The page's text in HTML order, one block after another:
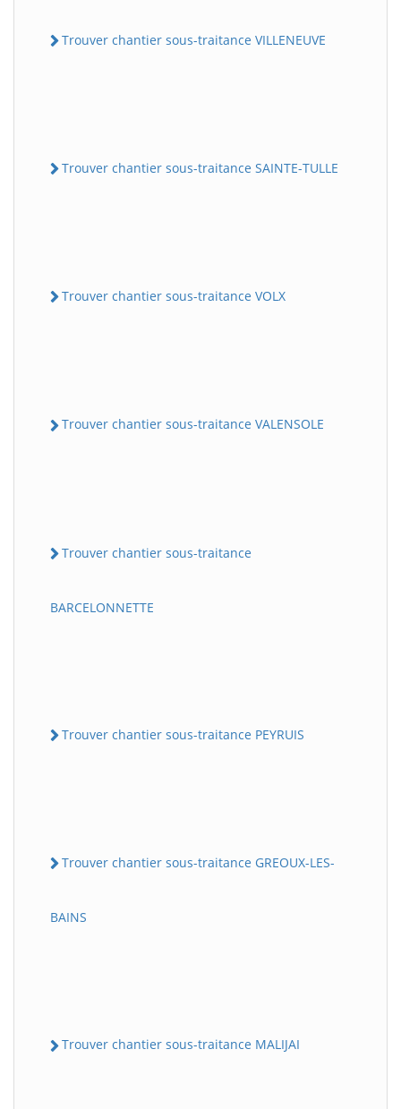
Trouver chantier sous-traitance VILLENEUVE
Trouver chantier sous-traitance SAINTE-TULLE
Trouver chantier sous-traitance VOLX
Trouver chantier sous-traitance VALENSOLE
Trouver chantier sous-traitance
BARCELONNETTE
Trouver chantier sous-traitance PEYRUIS
Trouver chantier sous-traitance GREOUX-LES-
BAINS
Trouver chantier sous-traitance MALIJAI